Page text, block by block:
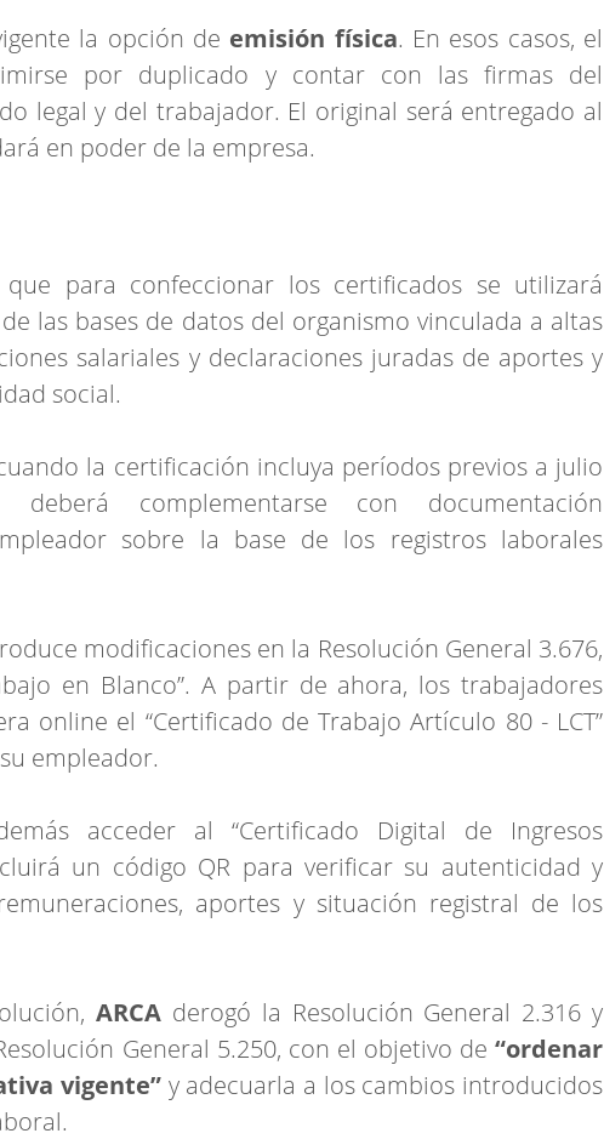
la opción de emisión física. En esos casos, el
por duplicado y contar con las firmas del
legal y del trabajador. El original será entregado al
en poder de la empresa.
para confeccionar los certificados se utilizará
las bases de datos del organismo vinculada a altas
salariales y declaraciones juradas de aportes y
social.
la certificación incluya períodos previos a julio
complementarse con documentación
sobre la base de los registros laborales
modificaciones en la Resolución General 3.676,
en Blanco”. A partir de ahora, los trabajadores
online el “Certificado de Trabajo Artículo 80 - LCT”
empleador.
acceder al “Certificado Digital de Ingresos
un código QR para verificar su autenticidad y
aportes y situación registral de los
ARCA derogó la Resolución General 2.316 y
General 5.250, con el objetivo de “ordenar
vigente”y adecuarla a los cambios introducidos